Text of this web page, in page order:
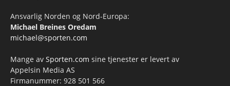
Ansvarlig Norden og Nord-Europa:
Michael Breines Oredam
michael@sporten.com
Mange av Sporten.com sine tjenester er levert av
Appelsin Media AS
Firmanummer: 928 501 566